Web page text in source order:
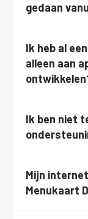
gedaan
Ik heb al
alleen aan
Ik ben niet
Mijn
Menukaart